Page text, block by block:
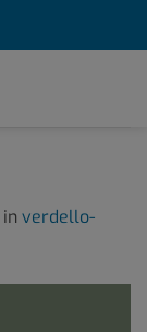
in verdello-